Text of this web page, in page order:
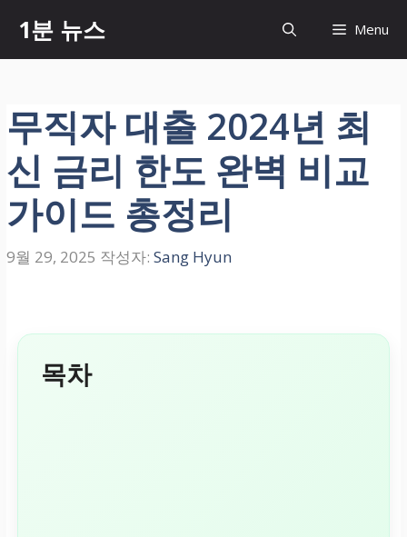
츠
너
기
1분 뉴스 Menu
무직자 대출 2024년 최
신 금리 한도 완벽 비교
가이드 총정리
9월 29, 2025 작성자: Sang Hyun
목차